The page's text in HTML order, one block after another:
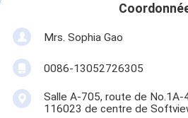
Mrs. Sophia Gao
0086-13052726305
Salle A-705, route de No.1A-
116023 de centre de